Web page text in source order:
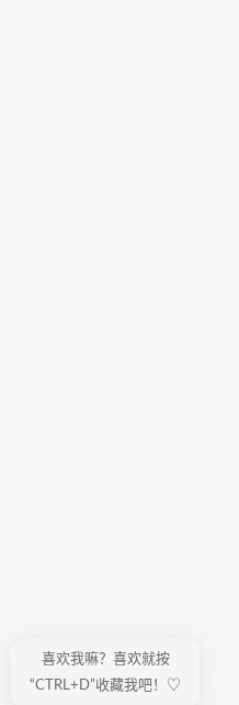
喜欢我嘛？喜欢就按
“CTRL+D”收藏我吧！♡